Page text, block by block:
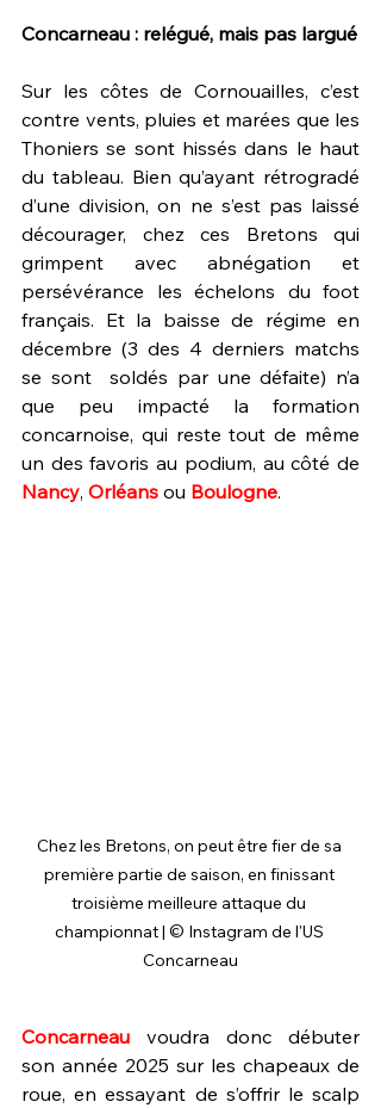
Concarneau : relégué, mais pas largué
Sur les côtes de Cornouailles, c’est
contre vents, pluies et marées que les
Thoniers se sont hissés dans le haut
du tableau. Bien qu’ayant rétrogradé
d’une division, on ne s’est pas laissé
décourager, chez ces Bretons qui
grimpent avec abnégation et
persévérance les échelons du foot
français. Et la baisse de régime en
décembre (3 des 4 derniers matchs
se sont  soldés par une défaite) n’a
que peu impacté la formation
concarnoise, qui reste tout de même
Nancy, Orléans ou Boulogne.
Chez les Bretons, on peut être fier de sa
première partie de saison, en finissant
troisième meilleure attaque du
championnat | © Instagram de l'US
Concarneau
Concarneau voudra donc débuter
son année 2025 sur les chapeaux de
roue, en essayant de s’offrir le scalp